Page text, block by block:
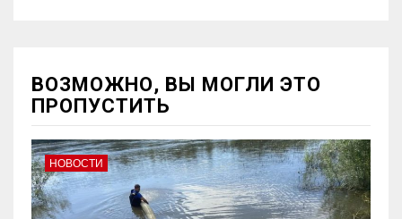
ВОЗМОЖНО, ВЫ МОГЛИ ЭТО
ПРОПУСТИТЬ
НОВОСТИ